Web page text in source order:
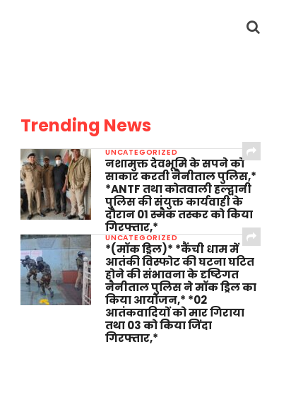
Trending News
UNCATEGORIZED
नशामुक्त देवभूमि के सपने को
साकार करती नैनीताल पुलिस,*
*ANTF तथा कोतवाली हल्द्वानी
पुलिस की संयुक्त कार्यवाही के
दौरान 01 स्मैक तस्कर को किया
गिरफ्तार,*
UNCATEGORIZED
*(मॉक ड्रिल)* *कैंची धाम में
आतंकी विस्फोट की घटना घटित
होने की संभावना के दृष्टिगत
नैनीताल पुलिस ने मॉक ड्रिल का
किया आयोजन,* *02
आतंकवादियों को मार गिराया
तथा 03 को किया जिंदा
गिरफ्तार,*